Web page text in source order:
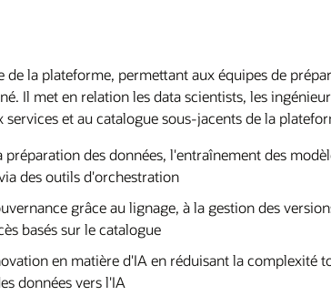
la plateforme, permettant aux équipes de
Il met en relation les data scientists, les
et au catalogue sous-jacents de la
préparation des données, l'entraînement des
des outils d'orchestration
grâce au lignage, à la gestion des
basés sur le catalogue
en matière d'IA en réduisant la complexité
données vers l'IA